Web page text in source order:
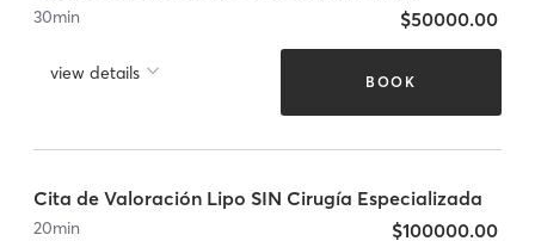
30min
view details
$50000.00
BOOK
Cita de Valoración Lipo SIN Cirugía Especializada
20min $100000.00